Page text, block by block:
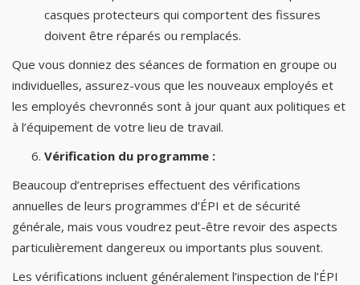
casques protecteurs qui comportent des fissures
doivent être réparés ou remplacés.
Que vous donniez des séances de formation en groupe ou
individuelles, assurez-vous que les nouveaux employés et
les employés chevronnés sont à jour quant aux politiques et
à l’équipement de votre lieu de travail.
Vérification du programme :
Beaucoup d’entreprises effectuent des vérifications
annuelles de leurs programmes d’ÉPI et de sécurité
générale, mais vous voudrez peut-être revoir des aspects
particulièrement dangereux ou importants plus souvent.
Les vérifications incluent généralement l’inspection de l’ÉPI